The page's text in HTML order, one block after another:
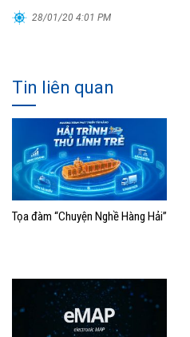
28/01/20 4:01 PM
Tin liên quan
Tọa đàm “Chuyện Nghề Hàng Hải”